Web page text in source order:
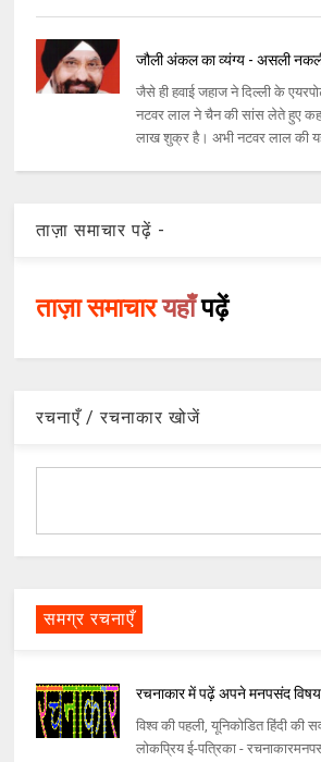
जौली अंकल का व्यंग्य - असली
जैसे ही हवाई जहाज ने दिल्‍ली के
नटवर लाल ने चैन की सांस लेते हुए
लाख शुक्र है। अभी नटवर लाल की
ताज़ा समाचार पढ़ें -
ताज़ा समाचारयहाँपढ़ें
रचनाएँ / रचनाकार खोजें
समग्र रचनाएँ
रचनाकार में पढ़ें अपने मनपसंद
विश्व की पहली, यूनिकोडित हिंदी की
लोकप्रिय ई-पत्रिका -